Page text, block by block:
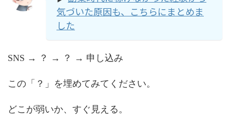
気づいた原因も、こちらにまとめま
した
SNS → ？ → ？ → 申し込み
この「？」を埋めてみてください。
どこが弱いか、すぐ見える。